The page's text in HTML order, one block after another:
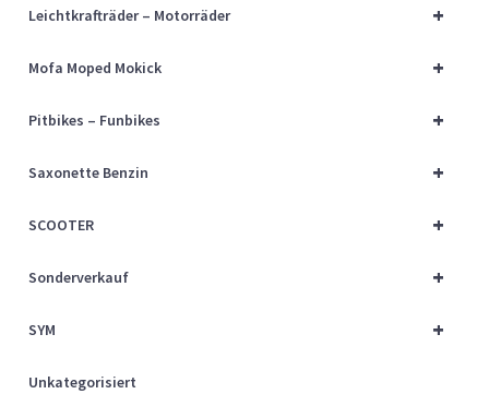
+
Leichtkrafträder – Motorräder
+
Mofa Moped Mokick
+
Pitbikes – Funbikes
+
Saxonette Benzin
+
SCOOTER
+
Sonderverkauf
+
SYM
Unkategorisiert